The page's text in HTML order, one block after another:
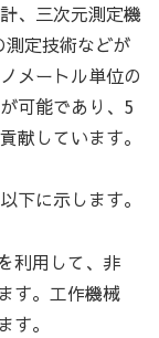
、三次元測定機
測定技術などが
メートル単位の
可能であり、5
献しています。
下に示します。
利用して、非
す。工作機械
す。